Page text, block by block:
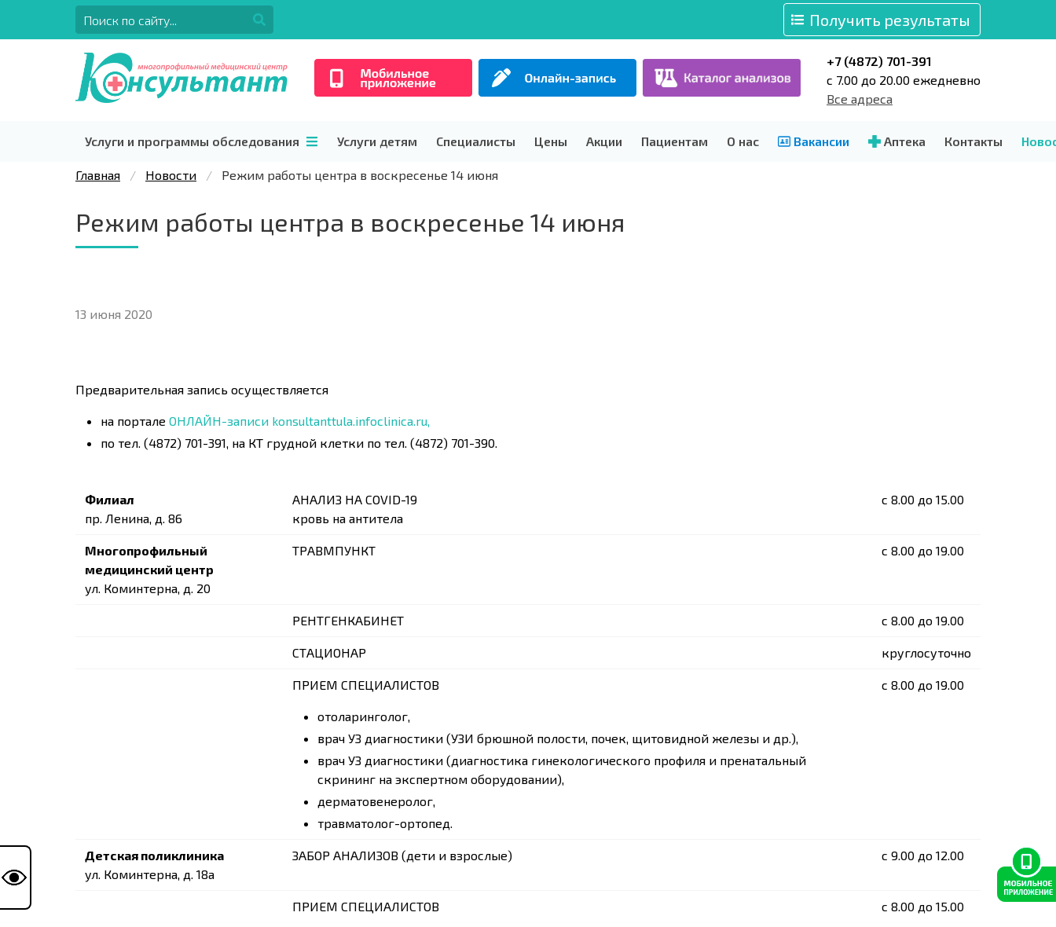
Получить результаты
+7 (4872) 701-391
c 7.00 до 20.00 ежедневно
Все адреса
Услуги и программы обследования Услуги детям Специалисты Цены Акции Пациентам О нас Вакансии Аптека Контакты
Главная Новости Режим работы центра в воскресенье 14 июня
Режим работы центра в воскресенье 14 июня
13 июня 2020
Предварительная запись осуществляется
на портале ОНЛАЙН-записи konsultanttula.infoclinica.ru,
по тел. (4872) 701-391, на КТ грудной клетки по тел. (4872) 701-390.
Филиал
пр. Ленина, д. 86
АНАЛИЗ НА COVID-19
кровь на антитела
c 8.00 до 15.00
Многопрофильный
медицинский центр
ул. Коминтерна, д. 20
ТРАВМПУНКТ c 8.00 до 19.00
РЕНТГЕНКАБИНЕТ c 8.00 до 19.00
СТАЦИОНАР круглосуточно
ПРИЕМ СПЕЦИАЛИСТОВ
отоларинголог,
врач УЗ диагностики (УЗИ брюшной полости, почек, щитовидной железы и др.),
врач УЗ диагностики (диагностика гинекологического профиля и пренатальный
скрининг на экспертном оборудовании),
дерматовенеролог,
травматолог-ортопед.
c 8.00 до 19.00
Детская поликлиника
ул. Коминтерна, д. 18а
ЗАБОР АНАЛИЗОВ (дети и взрослые) c 9.00 до 12.00
ПРИЕМ СПЕЦИАЛИСТОВ c 8.00 до 15.00